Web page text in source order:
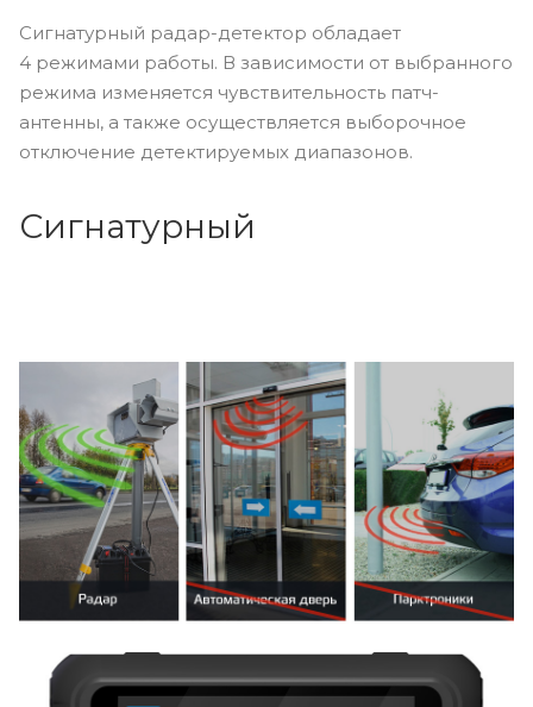
Сигнатурный радар-детектор обладает
4 режимами работы. В зависимости от выбранного
режима изменяется чувствительность патч-
антенны, а также осуществляется выборочное
отключение детектируемых диапазонов.
Сигнатурный